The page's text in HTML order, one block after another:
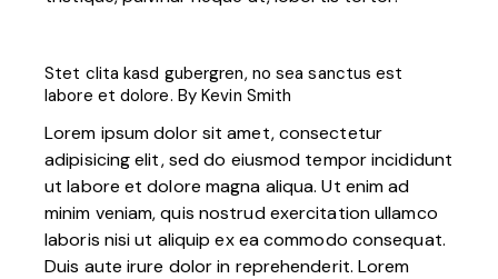
Stet clita kasd gubergren, no sea sanctus est
labore et dolore. ByKevin Smith
Lorem ipsum dolor sit amet, consectetur
adipisicing elit, sed do eiusmod tempor incididunt
ut labore et dolore magna aliqua. Ut enim ad
minim veniam, quis nostrud exercitation ullamco
laboris nisi ut aliquip ex ea commodo consequat.
Duis aute irure dolor in reprehenderit. Lorem